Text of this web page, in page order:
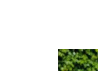
Dostupnost: